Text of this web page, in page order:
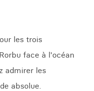
les trois
face à l'océan
admirer les
absolue.